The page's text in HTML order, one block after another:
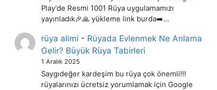
Play'de Resmi 1001 Rüya uygulamamızı
yayınladık🎉🙏 yükleme link burda➡️…
rüya alimi - Rüyada Evlenmek Ne Anlama
Gelir? Büyük Rüya Tabirleri
1 Aralık 2025
Saygıdeğer kardeşim bu rüya çok önemli!!!
rüyalarınızı ücretsiz yorumlamak için Google